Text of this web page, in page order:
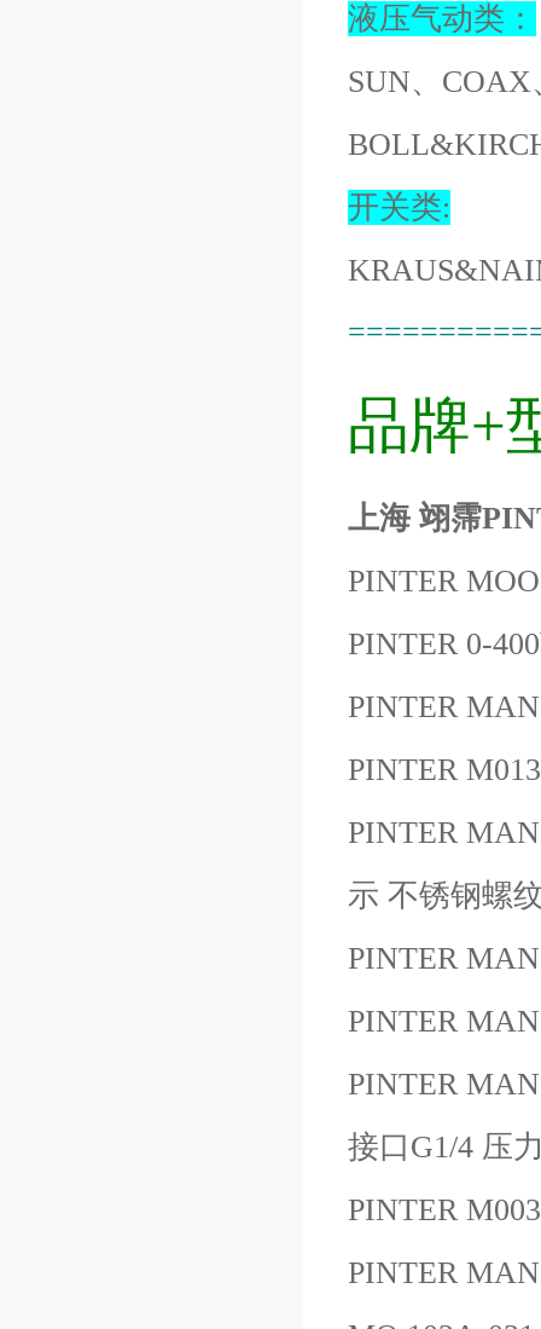
液压气动类：
SUN、
开关类:
品牌+
上海 翊霈
PINTER
PINTER 0-
PINTER
PINTER
PINTER
示 不锈钢螺
PINTER
PINTER
PINTER
接口G1/4 压
PINTER
PINTER